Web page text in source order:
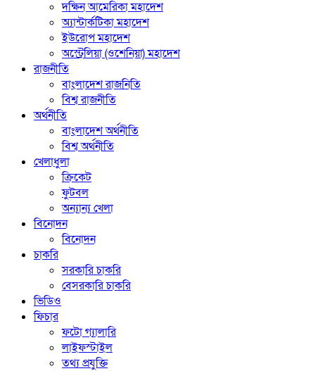
দক্ষিন আমেরিকা মহাদেশ
অ্যান্টার্কটিকা মহাদেশ
ইউরোপ মহাদেশ
অস্ট্রেলিয়া (ওশেনিয়া) মহাদেশ
রাজনীতি
বাংলাদেশ রাজনিতি
বিশ্ব রাজনীতি
অর্থনীতি
বাংলাদেশ অর্থনীতি
বিশ্ব অর্থনীতি
খেলাধুলা
ক্রিকেট
ফুটবল
অন্যান্য খেলা
বিনোদন
বিনোদন
চাকরি
সরকারি চাকরি
বেসরকারি চাকরি
ভিডিও
ফিচার
ফটো গ্যালারি
লাইফস্টাইল
তথ্য প্রযুক্তি